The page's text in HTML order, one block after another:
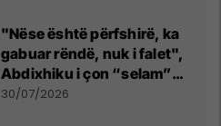
"Nëse është përfshirë, ka
gabuar rëndë, nuk i falet",
Abdixhiku i çon “selam”
Përparim Ramës
30/07/2026